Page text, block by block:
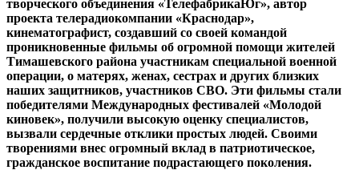
творческого объединения «ТелефабрикаЮг», автор
проекта телерадиокомпании «Краснодар»,
кинематографист, создавший со своей командой
проникновенные фильмы об огромной помощи жителей
Тимашевского района участникам специальной военной
операции, о матерях, женах, сестрах и других близких
наших защитников, участников СВО. Эти фильмы стали
победителями Международных фестивалей «Молодой
киновек», получили высокую оценку специалистов,
вызвали сердечные отклики простых людей. Своими
творениями внес огромный вклад в патриотическое,
гражданское воспитание подрастающего поколения.